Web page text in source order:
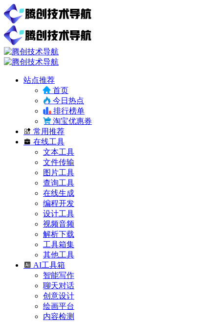
站点推荐
首页
今日热点
排行榜单
淘宝优惠券
常用推荐
在线工具
文本工具
文件传输
图片工具
查询工具
在线生成
编程开发
设计工具
视频音频
解析下载
工具箱集
其他工具
AI工具箱
智能写作
聊天对话
创意设计
绘画平台
内容检测